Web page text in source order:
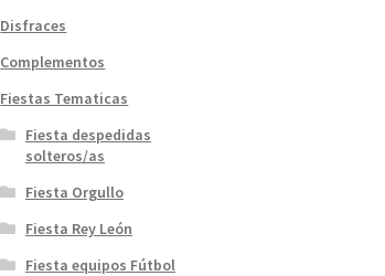
Disfraces
Complementos
Fiestas Tematicas
Fiesta despedidas
solteros/as
Fiesta Orgullo
Fiesta Rey León
Fiesta equipos Fútbol